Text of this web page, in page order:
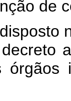
de
órgãos